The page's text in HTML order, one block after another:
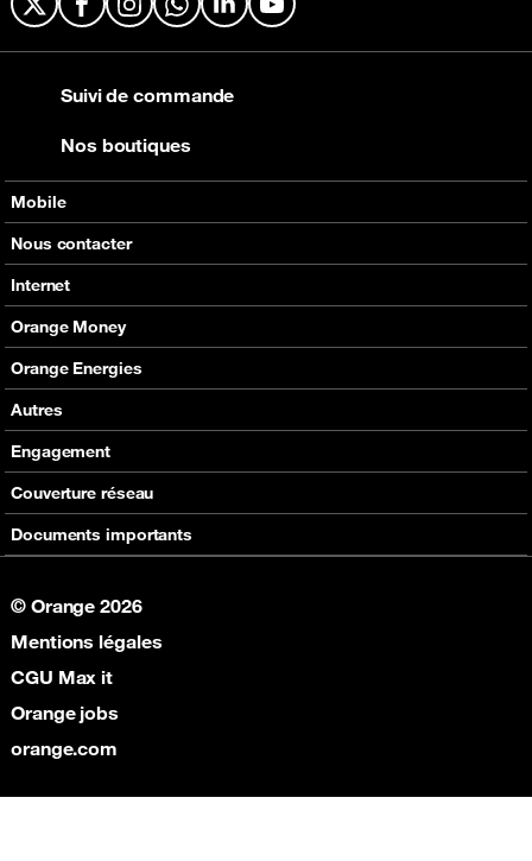
X FacebookInstagramWhatsApp
LinkedInYouTube
Mobile
Nos offres
Nos produits
Assistance
Nous contacter
Tous les contacts
En boutique
Internet
Nos offres
Nos produits
Assistance
Orange Money
Carte Visa Orange Money
Devenir partenaire Orange Money
Assistance
Orange Energies
Offres
Autres
SVA
Max it
Boutique
Engagement
RSE
Fondation Orange
Couverture réseau
Documents importants
Suivi de commande
Nos boutiques
© Orange 2026
Mentions légales
CGU Max it
Orange jobs
orange.com